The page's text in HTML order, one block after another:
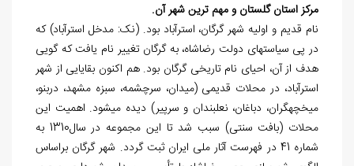
مرکز استان گلستان و مهم‌ ترين شهر آن.
نام قدیم و اولیه شهر گرگان، استرآباد بود. (نک: مدخل استرآباد) که
در پی سیاست‬های دولت رضاشاه، به گرگان تغییر نام یافت که گویی
هدف از آن، احیای نام تاریخی گرگان بود. هم اکنون بقایایی از شهر
استرآباد، در محلات قدیمی (میدان، سرچشمه، سبزه مشهد، دربنو،
میخچه‎گران، دباغان، نعلبندان و سرپیر) دیده می‎شود. اهمیت این
محلات (بافت سنتی) سبب شد تا این مجموعه در سال1310 به
شماره 41 در فهرست آثار ملی ایران ثبت گردد. شهر گرگان براساس